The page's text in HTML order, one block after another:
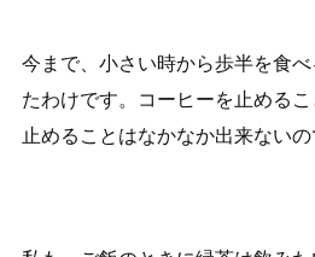
今まで、小さい時から歩半を食
たわけです。コーヒーを止める
止めることはなかなか出来ない